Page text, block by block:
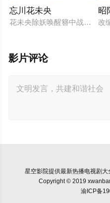
忘川花未央
花未央除妖唤醒簪中战神百里
昭
改
影片评论
星空影院提供最新热播电视剧
Copyright © 2019
渝ICP备